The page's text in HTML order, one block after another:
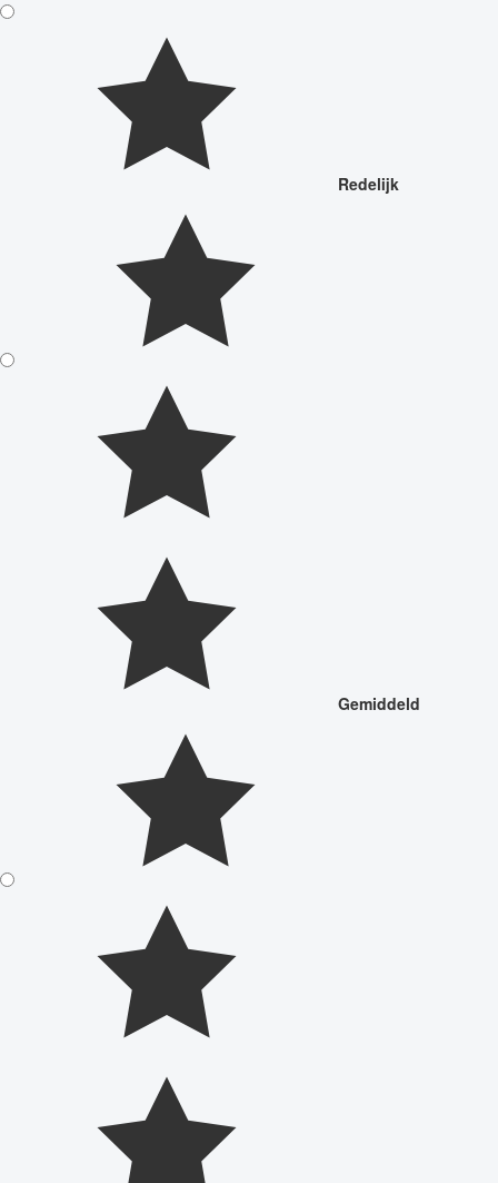
Redelijk
Gemiddeld